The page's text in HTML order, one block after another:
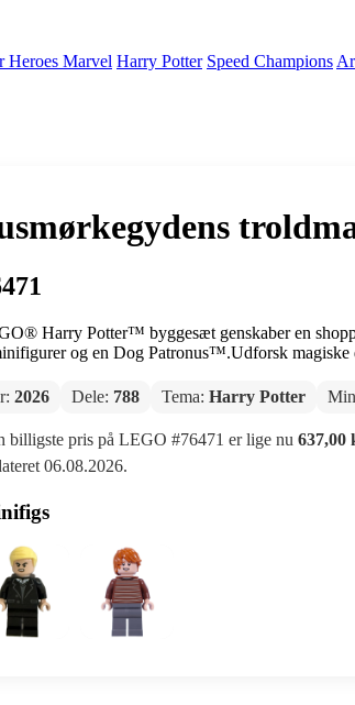
Heroes Marvel Harry Potter Speed Champions
Harry Potter™ byggesæt genskaber en
og en Dog Patronus™.Udforsk magiske
2026 Dele: 788 Tema: Harry Potter
billigste pris på LEGO #76471 er lige nu 637,00
06.08.2026.